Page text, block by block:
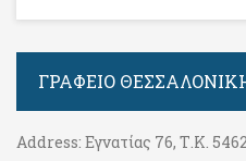
ΓΡΑΦΕΊΟ
Address: Εγνατίας 76, Τ.Κ.